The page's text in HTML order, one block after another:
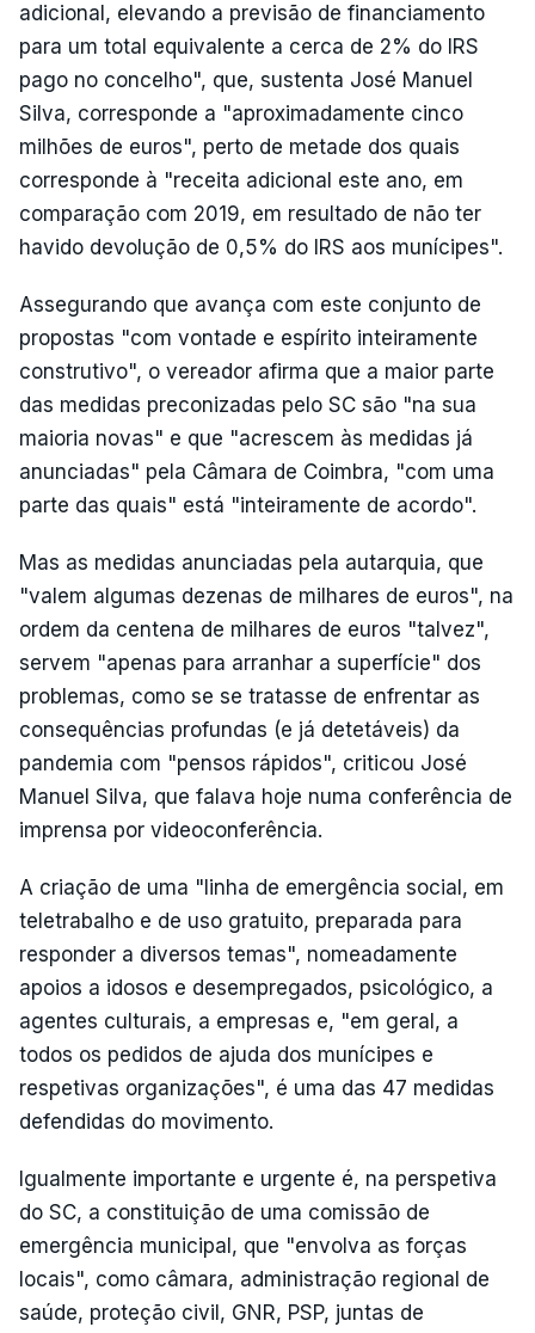
adicional, elevando a previsão de financiamento
para um total equivalente a cerca de 2% do IRS
pago no concelho", que, sustenta José Manuel
Silva, corresponde a "aproximadamente cinco
milhões de euros", perto de metade dos quais
corresponde à "receita adicional este ano, em
comparação com 2019, em resultado de não ter
havido devolução de 0,5% do IRS aos munícipes".
Assegurando que avança com este conjunto de
propostas "com vontade e espírito inteiramente
construtivo", o vereador afirma que a maior parte
das medidas preconizadas pelo SC são "na sua
maioria novas" e que "acrescem às medidas já
anunciadas" pela Câmara de Coimbra, "com uma
parte das quais" está "inteiramente de acordo".
Mas as medidas anunciadas pela autarquia, que
"valem algumas dezenas de milhares de euros", na
ordem da centena de milhares de euros "talvez",
servem "apenas para arranhar a superfície" dos
problemas, como se se tratasse de enfrentar as
consequências profundas (e já detetáveis) da
pandemia com "pensos rápidos", criticou José
Manuel Silva, que falava hoje numa conferência de
imprensa por videoconferência.
A criação de uma "linha de emergência social, em
teletrabalho e de uso gratuito, preparada para
responder a diversos temas", nomeadamente
apoios a idosos e desempregados, psicológico, a
agentes culturais, a empresas e, "em geral, a
todos os pedidos de ajuda dos munícipes e
respetivas organizações", é uma das 47 medidas
defendidas do movimento.
Igualmente importante e urgente é, na perspetiva
do SC, a constituição de uma comissão de
emergência municipal, que "envolva as forças
locais", como câmara, administração regional de
saúde, proteção civil, GNR, PSP, juntas de